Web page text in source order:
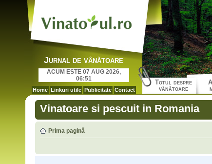
Jurnal de vânătoare
ACUM ESTE 07 AUG 2026,
06:51
Home Linkuri utile Publicitate Contact
Totul despre
vânătoare
Vinatoare si pescuit in Romania
Prima pagină